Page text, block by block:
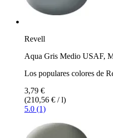
Revell
Aqua Gris Medio USAF,
Los populares colores de
3,79 €
(210,56 € / l)
5.0 (1)